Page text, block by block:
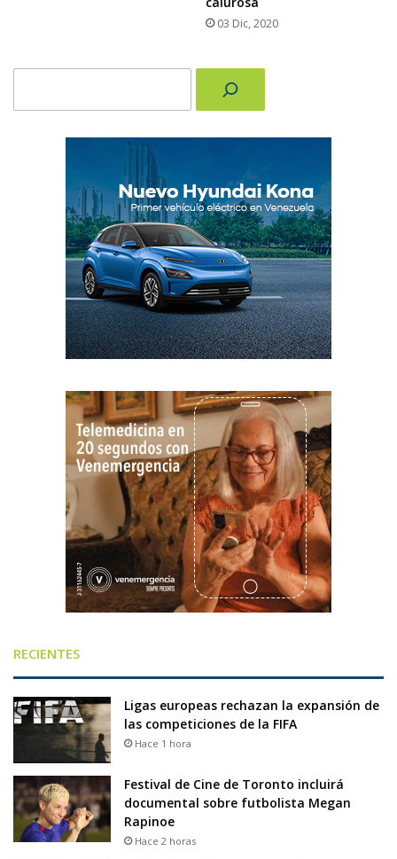
03 Dic, 2020
RECIENTES
Ligas europeas rechazan la expansión de
las competiciones de la FIFA
Hace 1 hora
Festival de Cine de Toronto incluirá
documental sobre futbolista Megan
Rapinoe
Hace 2 horas